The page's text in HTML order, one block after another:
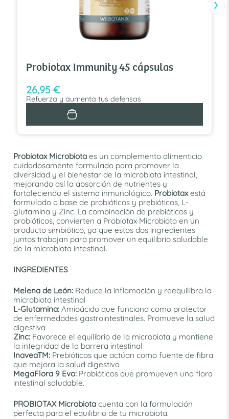
Probiotax Immunity 45 cápsulas
26,95 €
Refuerza y aumenta tus defensas
Probiotax Microbiota es un complemento alimenticio
cuidadosamente formulado para promover la
diversidad y el bienestar de la microbiota intestinal,
mejorando así la absorción de nutrientes y
fortaleciendo el sistema inmunológico. Probiotaxestá
formulado a base de probióticos y prebióticos, L-
glutamina y Zinc. La combinación de prebióticos y
probióticos, convierten a Probiotax Microbiota en un
producto simbiótico, ya que estos dos ingredientes
juntos trabajan para promover un equilibrio saludable
de la microbiota intestinal.
INGREDIENTES
Melena de León:Reduce la inflamación y reequilibra la
microbiota intestinal
L-Glutamina:Amioácido que funciona como protector
de enfermedades gastrointestinales. Promueve la salud
digestiva
Zinc:Favorece el equilibrio de la microbiota y mantiene
la integridad de la barrera intestinal
InaveaTM:Prebióticos que actúan como fuente de fibra
que mejora la salud digestiva
MegaFlora 9 Evo:Probióticos que promueven una flora
intestinal saludable.
PROBIOTAX Microbiota cuenta con la formulación
perfecta para el equilibrio de tu microbiota.